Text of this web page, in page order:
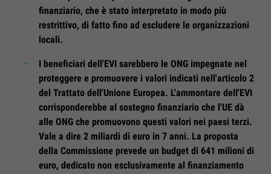
finanziario, che è stato interpretato in modo più
restrittivo, di fatto fino ad escludere le organizzazioni
locali.
I beneficiari dell'EVI sarebbero le ONG impegnate nel
proteggere e promuovere i valori indicati nell'articolo 2
del Trattato dell'Unione Europea. L'ammontare dell'EVI
corrisponderebbe al sostegno finanziario che l'UE dà
alle ONG che promuovono questi valori nei paesi terzi.
Vale a dire 2 miliardi di euro in 7 anni. La proposta
della Commissione prevede un budget di 641 milioni di
euro, dedicato non esclusivamente al finanziamento